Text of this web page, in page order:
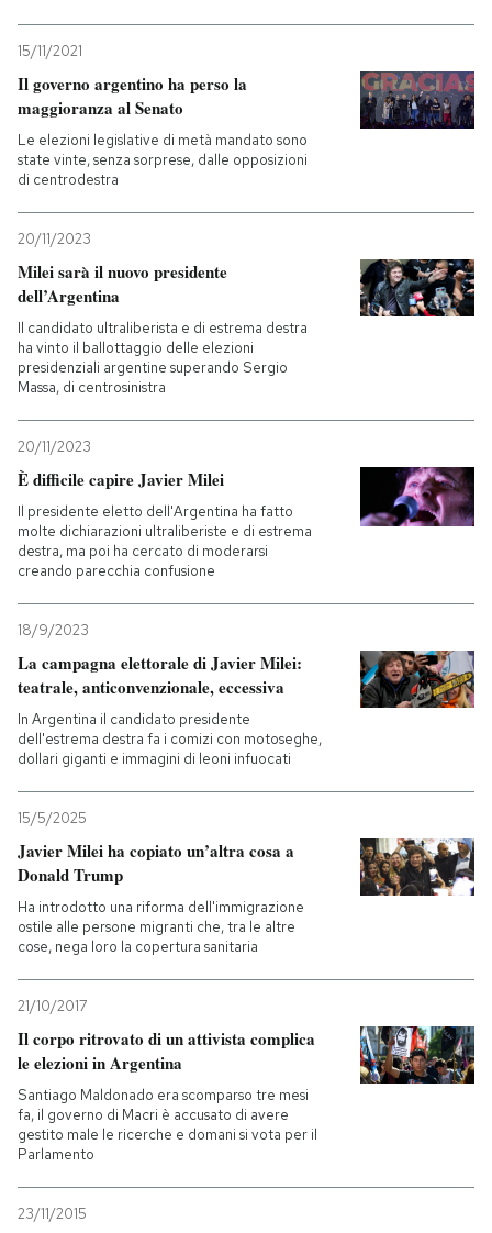
15/11/2021
Il governo argentino ha perso la
maggioranza al Senato
Le elezioni legislative di metà mandato sono
state vinte, senza sorprese, dalle opposizioni
di centrodestra
20/11/2023
Milei sarà il nuovo presidente
dell’Argentina
Il candidato ultraliberista e di estrema destra
ha vinto il ballottaggio delle elezioni
presidenziali argentine superando Sergio
Massa, di centrosinistra
20/11/2023
È difficile capire Javier Milei
Il presidente eletto dell'Argentina ha fatto
molte dichiarazioni ultraliberiste e di estrema
destra, ma poi ha cercato di moderarsi
creando parecchia confusione
18/9/2023
La campagna elettorale di Javier Milei:
teatrale, anticonvenzionale, eccessiva
In Argentina il candidato presidente
dell'estrema destra fa i comizi con motoseghe,
dollari giganti e immagini di leoni infuocati
15/5/2025
Javier Milei ha copiato un’altra cosa a
Donald Trump
Ha introdotto una riforma dell'immigrazione
ostile alle persone migranti che, tra le altre
cose, nega loro la copertura sanitaria
21/10/2017
Il corpo ritrovato di un attivista complica
le elezioni in Argentina
Santiago Maldonado era scomparso tre mesi
fa, il governo di Macri è accusato di avere
gestito male le ricerche e domani si vota per il
Parlamento
23/11/2015